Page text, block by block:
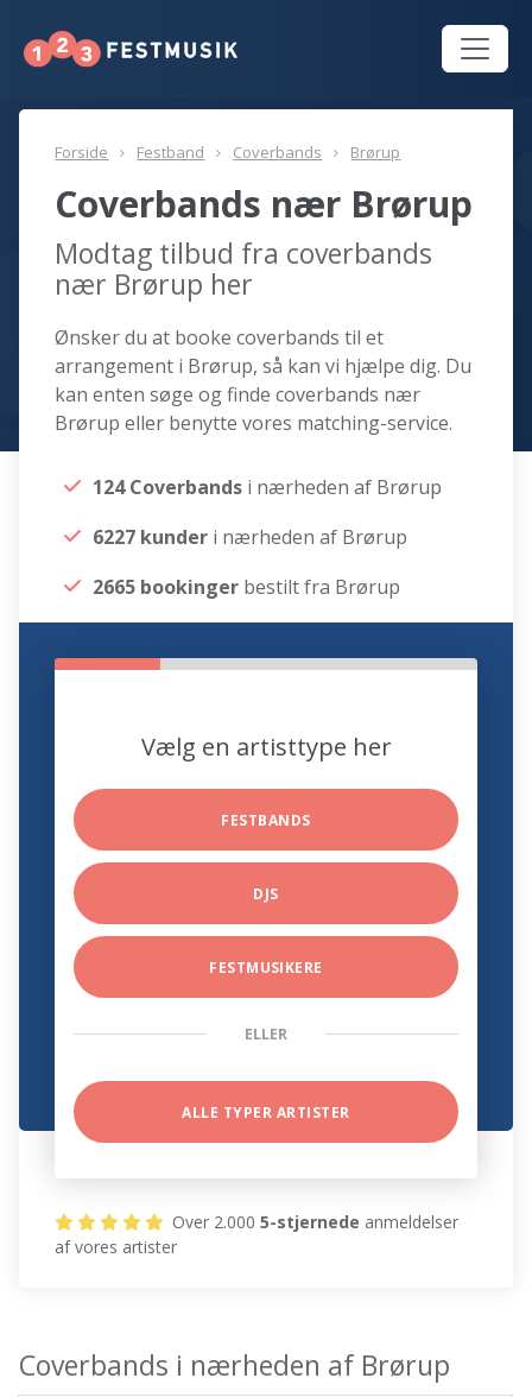
Forside Festband Coverbands Brørup
Coverbands nær Brørup
Modtag tilbud fra coverbands
nær Brørup her
Ønsker du at booke coverbands til et
arrangement i Brørup, så kan vi hjælpe dig. Du
kan enten søge og finde coverbands nær
Brørup eller benytte vores matching-service.
124 Coverbands i nærheden af Brørup
6227 kunder i nærheden af Brørup
2665 bookinger bestilt fra Brørup
Vælg en artisttype her
FESTBANDS
DJS
FESTMUSIKERE
ELLER
ALLE TYPER ARTISTER
Over 2.0005-stjernede anmeldelser
af vores artister
Coverbands i nærheden af Brørup